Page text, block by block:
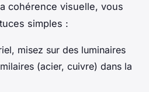
cohérence visuelle, vous
simples :
misez sur des luminaires
(acier, cuivre) dans la